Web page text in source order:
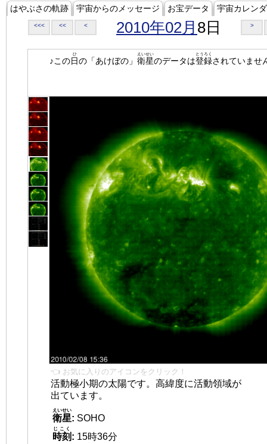
はやぶさの軌跡 宇宙からのメッセージ お宝データ 宇宙カレン
<<< << < 2010年02月 8日 >
♪この日
ひ
の「あけぼの」 衛星
えいせい
のデータは登録
とうろく
されていませ
👈 お気に入りのアイコンをクリック！
活動極小期の太陽です。高緯度に活動領域が
出ています。
衛星
えいせい
: SOHO
時刻
じこく
: 15時36分